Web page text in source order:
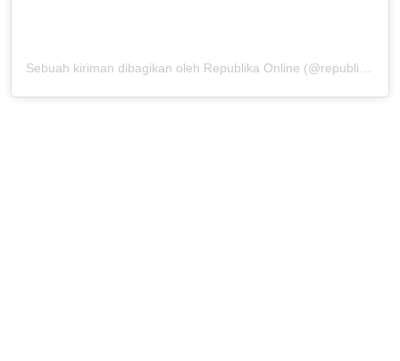
Sebuah kiriman dibagikan oleh Republika Online (@republikaonline)